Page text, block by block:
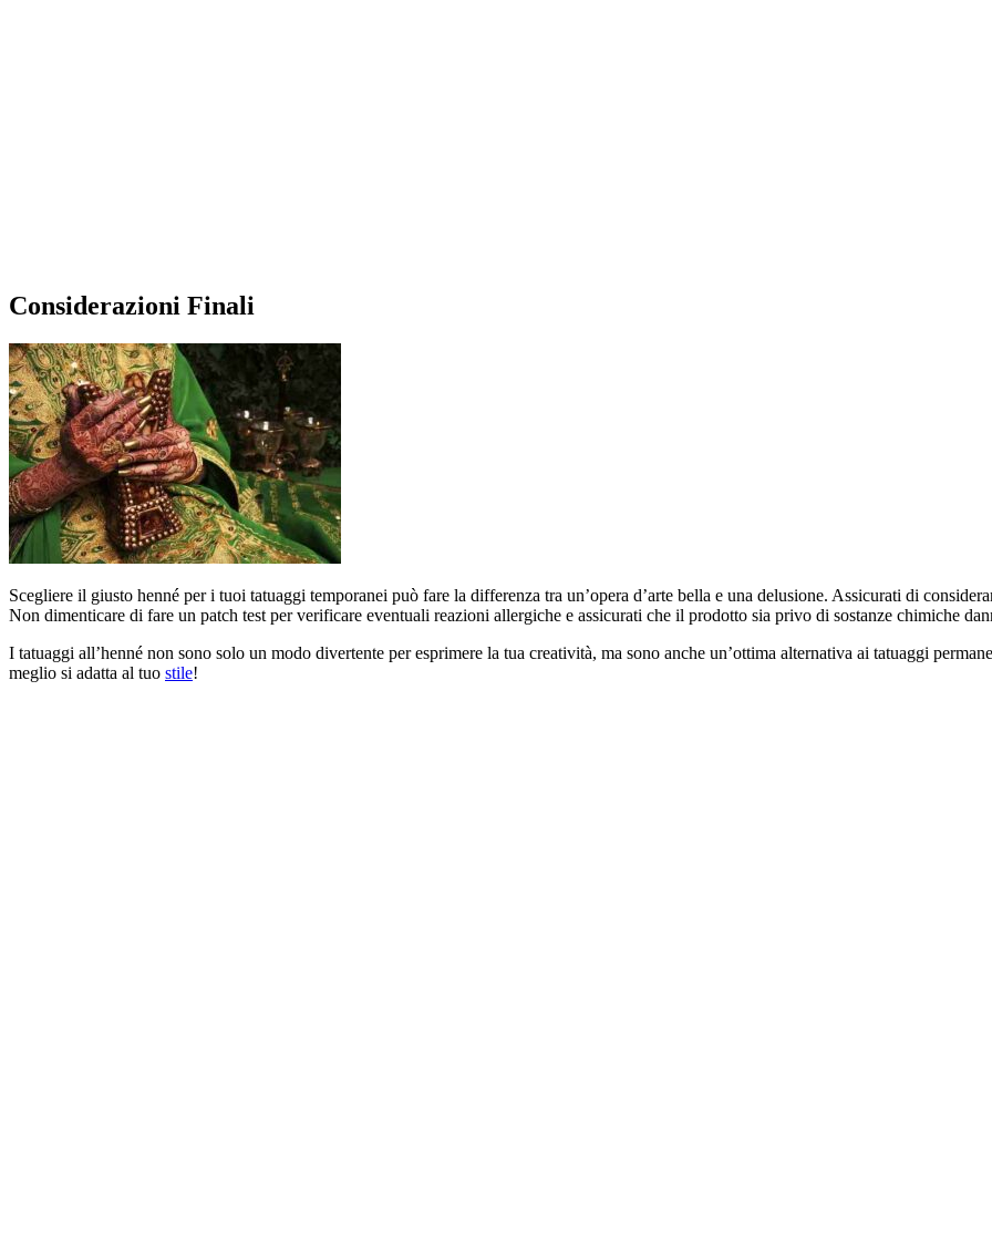
Considerazioni Finali
Scegliere il giusto henné per i tuoi tatuaggi temporanei può fare la differenza tra un’opera d’arte bella e una delusione. Assicurati di
Non dimenticare di fare un patch test per verificare eventuali reazioni allergiche e assicurati che il prodotto sia privo di sostanze chimiche
I tatuaggi all’henné non sono solo un modo divertente per esprimere la tua creatività, ma sono anche un’ottima alternativa ai tatuaggi
meglio si adatta al tuo stile!